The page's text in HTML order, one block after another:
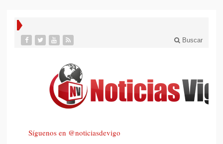
Buscar
Síguenos en @noticiasdevigo